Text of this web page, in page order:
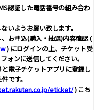
認証した電話番号の組み合わ
いようお願い致します。
お申込(購入・抽選)内容確認 (
) にログインの上、チケット受
ォンに送信してください。
電子チケットアプリに登録し
です。
eticket/) こち